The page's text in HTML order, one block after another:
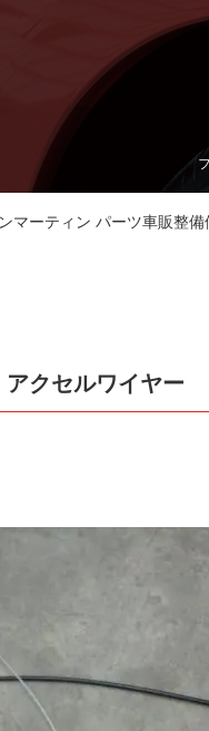
マーティン パーツ車販整
クセルワイヤー